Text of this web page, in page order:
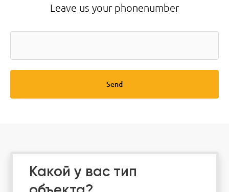
Leave us your phonenumber
Send
Какой у вас тип